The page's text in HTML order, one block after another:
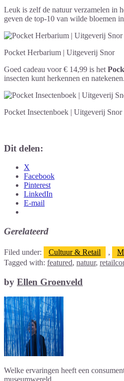
Leuk is zelf de natuur verzamelen in
geven de top-10 van wilde bloemen
Pocket Herbarium | Uitgeverij Snor
Goed cadeau voor € 14,99 is het
insecten kunt herkennen en natekenen.
Pocket Insectenboek | Uitgeverij Snor
Dit delen:
X
Facebook
Pinterest
LinkedIn
E-mail
Gerelateerd
Filed under: Cultuur & Retail ,
Tagged with: featured, natuur,
by Ellen Groenveld
Welke ervaringen heeft een